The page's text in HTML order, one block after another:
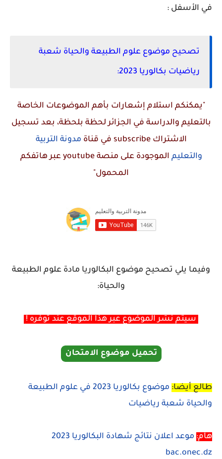
في الأسفل :
تصحيح موضوع علوم الطبيعة والحياة شعبة
رياضيات بكالوريا 2023:
"يمكنكم استلام إشعارات بأهم الموضوعات الخاصة
بالتعليم والدراسة في الجزائر لحظة بلحظة، بعد تسجيل
الاشتراكsubscribe في قناة مدونة التربية
والتعليم الموجودة على منصةyoutube عبر هاتفكم
المحمول"
وفيما يلي تصحيح موضوع البكالوريا مادة علوم الطبيعة
والحياة:
سيتم نشر الموضوع عبر هذا الموقع عند توفره !
تحميل موضوع الامتحان
طالع أيضا:
موضوع بكالوريا 2023 في علوم الطبيعة
والحياة شعبة رياضيات
هام:
موعد اعلان نتائج شهادة البكالوريا 2023
bac.onec.dz